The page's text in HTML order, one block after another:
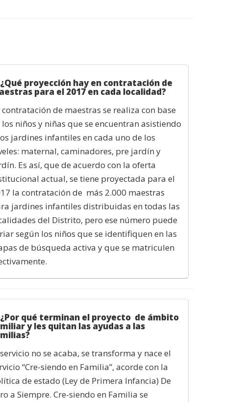
proyección hay en contratación de
para el 2017 en cada localidad?
contratación de maestras se realiza con base
los niños y niñas que se encuentran asistiendo
jardines infantiles en cada uno de los
maternal, caminadores, pre jardín y
Es así, que de acuerdo con la oferta
actual, se tiene proyectada para el
la contratación de más 2.000 maestras
jardines infantiles distribuidas en todas las
del Distrito, pero ese número puede
según los niños que se identifiquen en las
de búsqueda activa y que se matriculen
¿Por qué terminan el proyecto de ámbito
y les quitan las ayudas a las
no se acaba, se transforma y nace el
“Cre-siendo en Familia”, acorde con la
de estado (Ley de Primera Infancia) De
a Siempre. Cre-siendo en Familia se